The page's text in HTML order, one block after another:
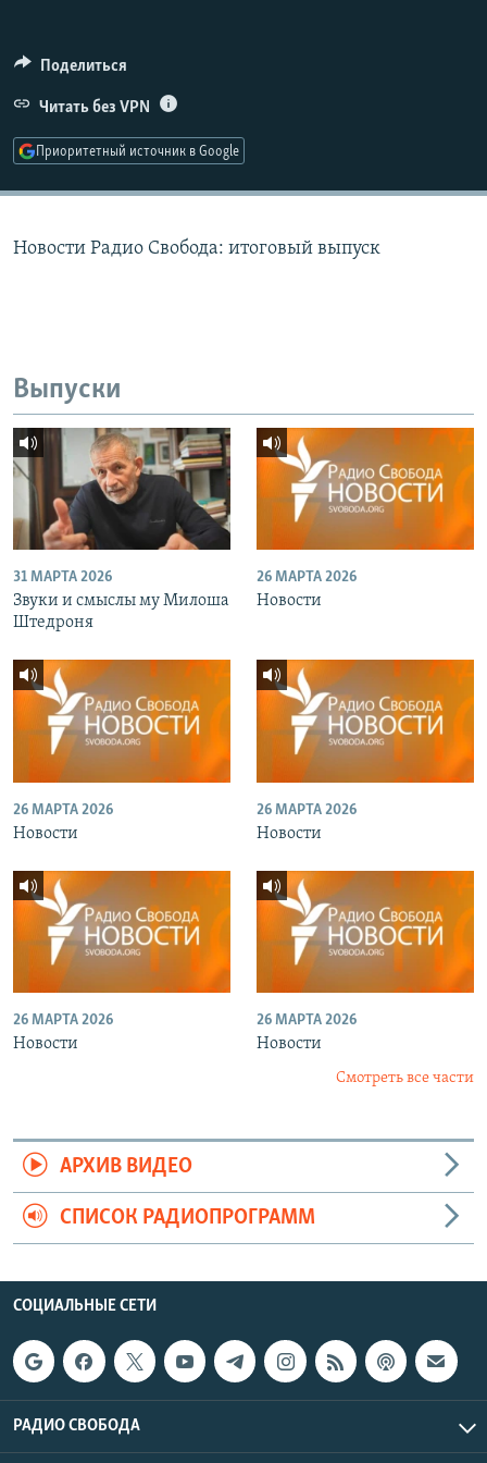
ПОДПИШИТЕСЬ НА РАССЫЛКУ
СОЦИАЛЬНЫЕ СЕТИ
Поделиться
Читать без VPN
Приоритетный источник в Google
Новости Радио Свобода: итоговый выпуск
Выпуски
31 МАРТА 2026
Звуки и смыслы му Милоша
Штедроня
26 МАРТА 2026
Новости
26 МАРТА 2026
Новости
26 МАРТА 2026
Новости
26 МАРТА 2026
Новости
26 МАРТА 2026
Новости
Смотреть все части
АРХИВ ВИДЕО
СПИСОК РАДИОПРОГРАММ
СОЦИАЛЬНЫЕ СЕТИ
РАДИО СВОБОДА